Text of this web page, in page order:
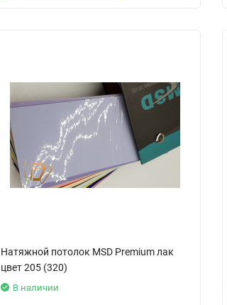
Натяжной потолок MSD Premium лак
цвет 205 (320)
В наличии